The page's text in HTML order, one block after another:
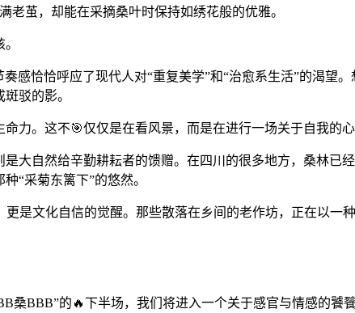
茧，却能在采摘桑叶时保持如绣花般的优雅。
感恰恰呼应了现代人对“重复美学”和“治愈系生活”的渴望
驳的影。
。这不🎯仅仅是在看风景，而是在进行一场关于自我的心
大自然给辛勤耕耘者的馈赠。在四川的很多地方，桑林已
“采菊东篱下”的悠然。
是文化自信的觉醒。那些散落在乡间的老作坊，正在以一
桑BBB”的🔥下半场，我们将进入一个关于感官与情感的饕